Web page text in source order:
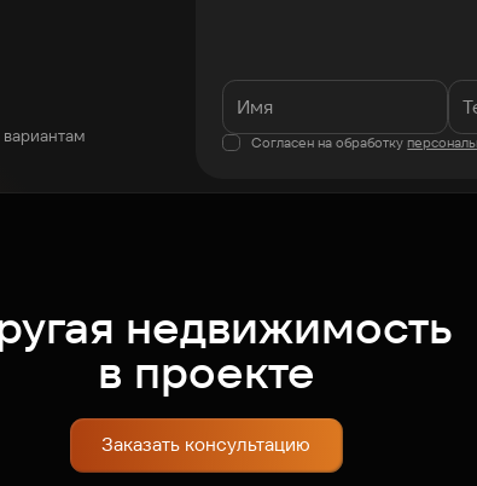
Согласен на обработку
недвижимость
в проекте
Заказать консультацию